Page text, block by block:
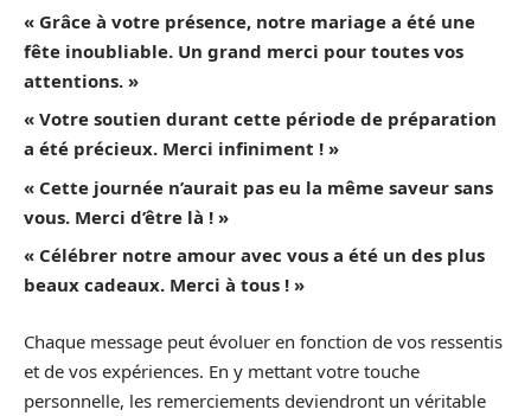
« Grâce à votre présence, notre mariage a été une
fête inoubliable. Un grand merci pour toutes vos
attentions. »
« Votre soutien durant cette période de préparation
a été précieux. Merci infiniment ! »
« Cette journée n’aurait pas eu la même saveur sans
vous. Merci d’être là ! »
« Célébrer notre amour avec vous a été un des plus
beaux cadeaux. Merci à tous ! »
Chaque message peut évoluer en fonction de vos ressentis
et de vos expériences. En y mettant votre touche
personnelle, les remerciements deviendront un véritable